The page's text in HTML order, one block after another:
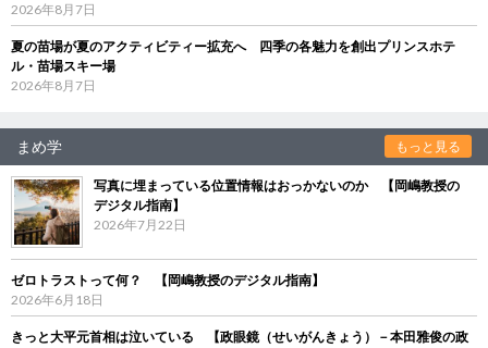
2026年8月7日
夏の苗場が夏のアクティビティー拡充へ 四季の各魅力を創出プリンスホテ
ル・苗場スキー場
2026年8月7日
まめ学 もっと見る
写真に埋まっている位置情報はおっかないのか 【岡嶋教授の
デジタル指南】
2026年7月22日
ゼロトラストって何？ 【岡嶋教授のデジタル指南】
2026年6月18日
きっと大平元首相は泣いている 【政眼鏡（せいがんきょう）－本田雅俊の政